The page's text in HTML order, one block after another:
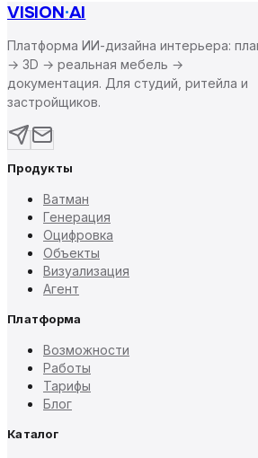
VISION·AI
Платформа ИИ-дизайна интерьера:
→ 3D → реальная мебель →
документация. Для студий, ритейла и
застройщиков.
Продукты
Ватман
Генерация
Оцифровка
Объекты
Визуализация
Агент
Платформа
Возможности
Работы
Тарифы
Блог
Каталог